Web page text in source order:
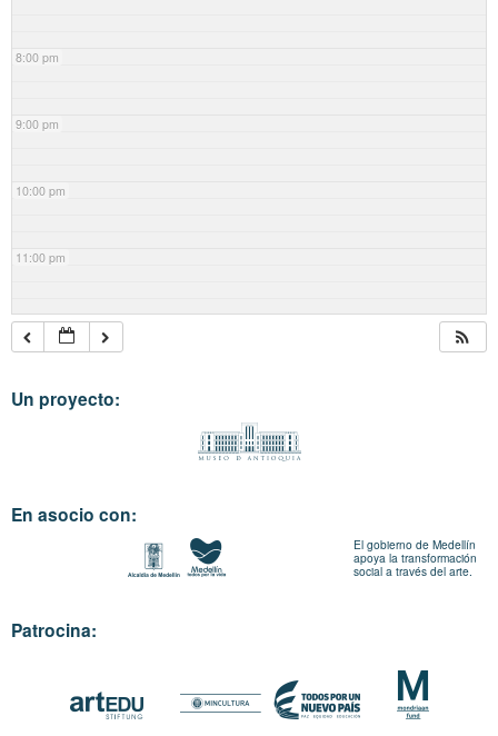
8:00 pm
9:00 pm
10:00 pm
11:00 pm
Un proyecto:
En asocio con:
El gobierno de Medellín
apoya la transformación
social a través del arte.
Patrocina: